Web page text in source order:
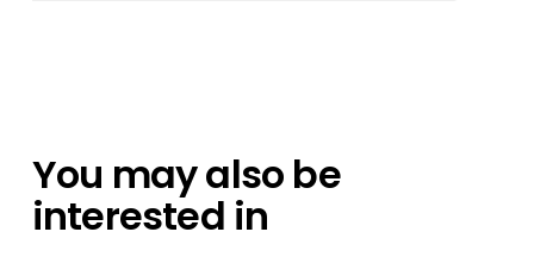
Anker Solix 3ph DE
Anker Solix X1 3ph NL
You may also be
interested in